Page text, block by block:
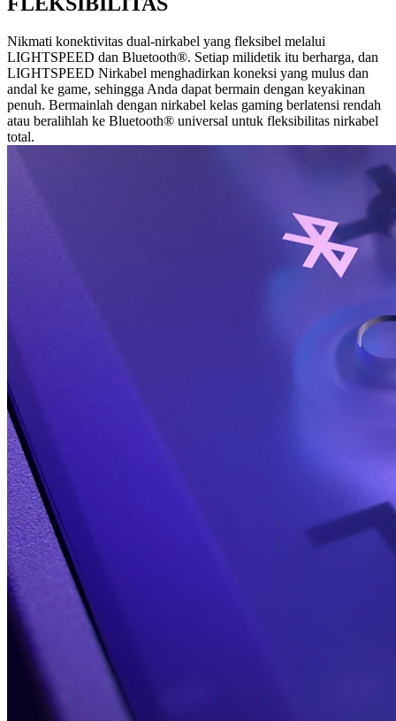
Nikmati konektivitas dual-nirkabel yang fleksibel melalui
LIGHTSPEED dan Bluetooth®. Setiap milidetik itu berharga, dan
LIGHTSPEED Nirkabel menghadirkan koneksi yang mulus dan
andal ke game, sehingga Anda dapat bermain dengan keyakinan
penuh. Bermainlah dengan nirkabel kelas gaming berlatensi rendah
atau beralihlah ke Bluetooth® universal untuk fleksibilitas nirkabel
total.